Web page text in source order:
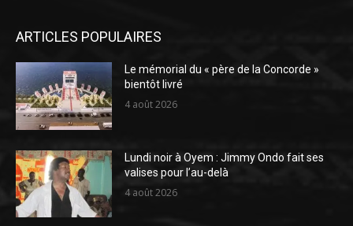
ARTICLES POPULAIRES
Le mémorial du « père de la Concorde »
bientôt livré
4 août 2026
Lundi noir à Oyem : Jimmy Ondo fait ses
valises pour l’au-delà
4 août 2026